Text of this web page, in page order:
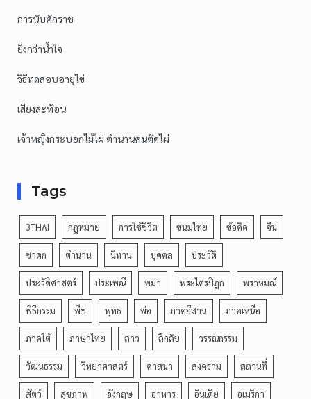
การนับศักราช
ยิ่งกว่าน้ำใจ
วิธีทดสอบอายุไข่
เสียงสะท้อน
เจ้าหญิงกระบอกไม้ไผ่ ตำนานคนตัดไผ่
Tags
3THAI กฎหมาย การใช้ชีวิต ขนมไทย ข้อคิด จีน
ชาดก ตำนาน นิทาน บุคคล ประวัติ
ประวัติศาสตร์ ประเพณี พม่า พระไตรปิฎก พราหมณ์
พิธีกรรม พืช พุทธ พ่อ ภาคอีสาน ภาคเหนือ
ภาคใต้ ภาษาไทย ลาว ลึกลับ วรรณกรรม
วัฒนธรรม วิทยาศาสตร์ ศาสนา สงคราม สถานที่
สัตว์ สุขภาพ อังกฤษ อาหาร อินเดีย อเมริกา